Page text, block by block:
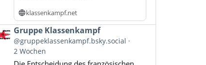
klassenkampf.net
Gruppe Klassenkampf
@gruppeklassenkampf.bsky.social
2 Wochen